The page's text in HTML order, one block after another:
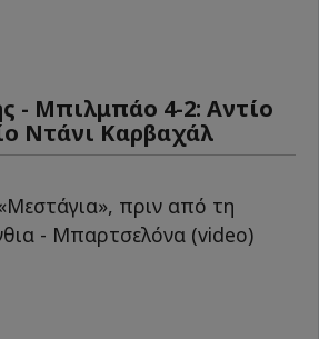
- Μπιλμπάο 4-2: Αντίο
Ντάνι Καρβαχάλ